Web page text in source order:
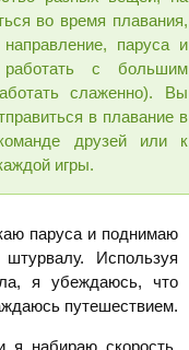
во время плавания,
паруса и
работать с большим
слаженно). Вы
в плавание в
друзей или к
игры.
паруса и поднимаю
Используя
я убеждаюсь, что
путешествием.
я набираю скорость.